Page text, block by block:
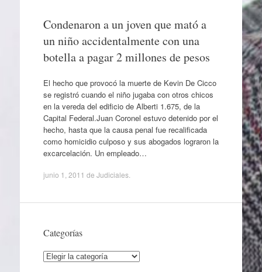
Condenaron a un joven que mató a
un niño accidentalmente con una
botella a pagar 2 millones de pesos
El hecho que provocó la muerte de Kevin De Cicco
se registró cuando el niño jugaba con otros chicos
en la vereda del edificio de Alberti 1.675, de la
Capital Federal.Juan Coronel estuvo detenido por el
hecho, hasta que la causa penal fue recalificada
como homicidio culposo y sus abogados lograron la
excarcelación. Un empleado…
junio 1, 2011 de Judiciales.
Categorías
Categorías